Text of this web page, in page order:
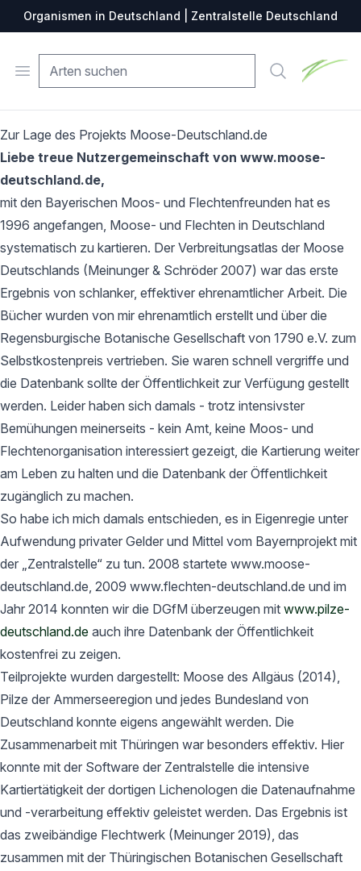
Organismen in Deutschland | Zentralstelle Deutschland
Open menu Suche
Zur Lage des Projekts Moose-Deutschland.de
Liebe treue Nutzergemeinschaft von www.moose-
deutschland.de,
mit den Bayerischen Moos- und Flechtenfreunden hat es
1996 angefangen, Moose- und Flechten in Deutschland
systematisch zu kartieren. Der Verbreitungsatlas der Moose
Deutschlands (Meinunger & Schröder 2007) war das erste
Ergebnis von schlanker, effektiver ehrenamtlicher Arbeit. Die
Bücher wurden von mir ehrenamtlich erstellt und über die
Regensburgische Botanische Gesellschaft von 1790 e.V. zum
Selbstkostenpreis vertrieben. Sie waren schnell vergriffe und
die Datenbank sollte der Öffentlichkeit zur Verfügung gestellt
werden. Leider haben sich damals - trotz intensivster
Bemühungen meinerseits - kein Amt, keine Moos- und
Flechtenorganisation interessiert gezeigt, die Kartierung weiter
am Leben zu halten und die Datenbank der Öffentlichkeit
zugänglich zu machen.
So habe ich mich damals entschieden, es in Eigenregie unter
Aufwendung privater Gelder und Mittel vom Bayernprojekt mit
der „Zentralstelle“ zu tun. 2008 startete www.moose-
deutschland.de, 2009 www.flechten-deutschland.de und im
Jahr 2014 konnten wir die DGfM überzeugen mit www.pilze-
deutschland.de auch ihre Datenbank der Öffentlichkeit
kostenfrei zu zeigen.
Teilprojekte wurden dargestellt: Moose des Allgäus (2014),
Pilze der Ammerseeregion und jedes Bundesland von
Deutschland konnte eigens angewählt werden. Die
Zusammenarbeit mit Thüringen war besonders effektiv. Hier
konnte mit der Software der Zentralstelle die intensive
Kartiertätigkeit der dortigen Lichenologen die Datenaufnahme
und -verarbeitung effektiv geleistet werden. Das Ergebnis ist
das zweibändige Flechtwerk (Meinunger 2019), das
zusammen mit der Thüringischen Botanischen Gesellschaft